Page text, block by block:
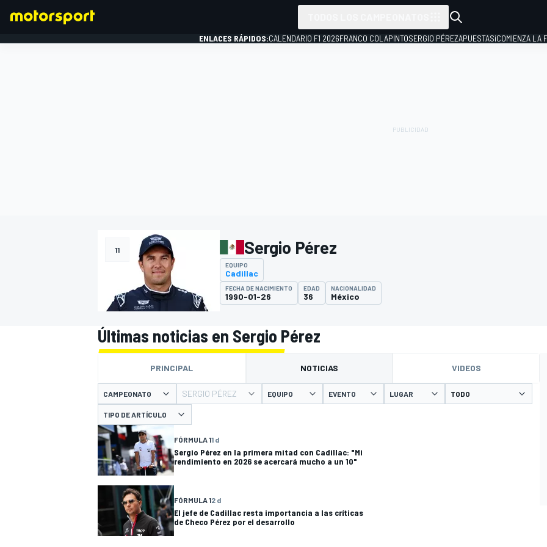
INDYCAR
MOTOGP
ENLACES RÁPIDOS:CALENDARIO F1 2026FRANCO COLAPINTOSERGIO PÉREZAPUESTAS¡COMIENZA LA
11 Sergio Pérez
EQUIPO
Cadillac
FECHA DE NACIMIENTO
1990-01-26
EDAD
36
NACIONALIDAD
México
Últimas noticias en Sergio Pérez
PRINCIPAL NOTICIAS VIDEOS
CAMPEONATO SERGIO PÉREZ EQUIPO EVENTO LUGAR
TIPO DE ARTÍCULO
FÓRMULA 11 d
Sergio Pérez en la primera mitad con Cadillac: "Mi
rendimiento en 2026 se acercará mucho a un 10"
FÓRMULA 12 d
El jefe de Cadillac resta importancia a las críticas
de Checo Pérez por el desarrollo